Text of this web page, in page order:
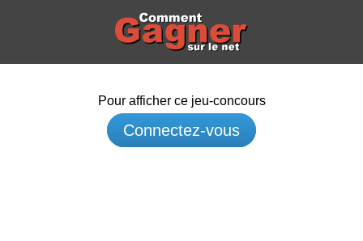
Pour afficher ce jeu-concours
Connectez-vous